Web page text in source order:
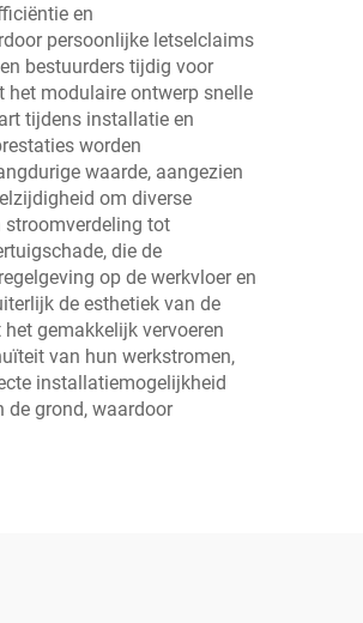
Product
en
persoonlijke letselclaims
bestuurders tijdig voor
het modulaire ontwerp snelle
tijdens installatie en
worden
waarde, aangezien
om diverse
stroomverdeling tot
die de
op de werkvloer en
de esthetiek van de
gemakkelijk vervoeren
van hun werkstromen,
installatiemogelijkheid
de grond, waardoor